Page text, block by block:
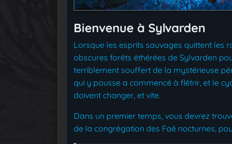
Bienvenue à Sylvarden
Lorsque les esprits sauvages quittent les
obscures forêts éthérées de Sylvarden
terriblement souffert de la mystérieuse
qui y pousse a commencé à flétrir, et le
doivent changer, et vite.
Dans un premier temps, vous devrez
de la congrégation des Faë nocturnes,